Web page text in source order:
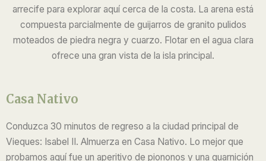
arrecife para explorar aquí cerca de la costa. La arena está
compuesta parcialmente de guijarros de granito pulidos
moteados de piedra negra y cuarzo. Flotar en el agua clara
ofrece una gran vista de la isla principal.
Casa Nativo
Conduzca 30 minutos de regreso a la ciudad principal de
Vieques: Isabel II. Almuerza en Casa Nativo. Lo mejor que
probamos aquí fue un aperitivo de piononos y una guarnición